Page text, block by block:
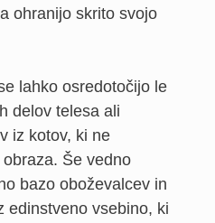
ohranijo skrito svojo
lahko osredotočijo le
delov telesa ali
iz kotov, ki ne
Še vedno
bazo oboževalcev in
edinstveno vsebino, ki